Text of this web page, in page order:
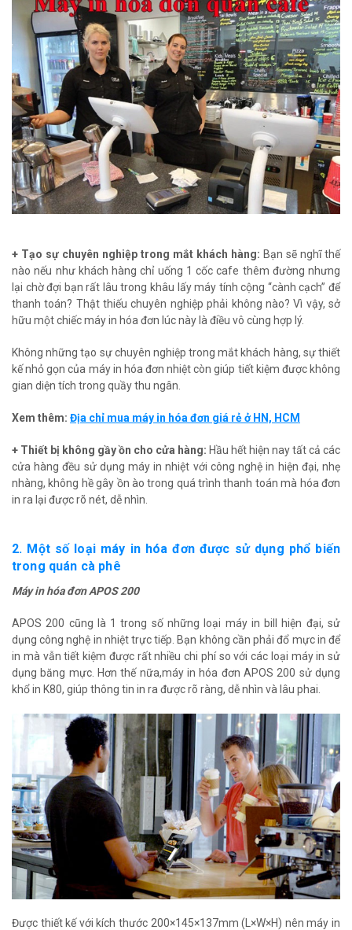
+ Tạo sự chuyên nghiệp trong mắt khách hàng: Bạn sẽ nghĩ thế
nào nếu như khách hàng chỉ uống 1 cốc cafe thêm đường nhưng
lại chờ đợi bạn rất lâu trong khâu lấy máy tính cộng “cành cạch” để
thanh toán? Thật thiếu chuyên nghiệp phải không nào? Vì vậy, sở
hữu một chiếc máy in hóa đơn lúc này là điều vô cùng hợp lý.
Không những tạo sự chuyên nghiệp trong mắt khách hàng, sự thiết
kế nhỏ gọn của máy in hóa đơn nhiệt còn giúp tiết kiệm được không
gian diện tích trong quầy thu ngân.
Xem thêm: Địa chỉ mua máy in hóa đơn giá rẻ ở HN, HCM
+ Thiết bị không gầy ồn cho cửa hàng: Hầu hết hiện nay tất cả các
cửa hàng đều sử dụng máy in nhiệt với công nghệ in hiện đại, nhẹ
nhàng, không hề gây ồn ào trong quá trình thanh toán mà hóa đơn
in ra lại được rõ nét, dễ nhìn.
2. Một số loại máy in hóa đơn được sử dụng phổ biến
trong quán cà phê
Máy in hóa đơn APOS 200
APOS 200 cũng là 1 trong số những loại máy in bill hiện đại, sử
dụng công nghệ in nhiệt trực tiếp. Bạn không cần phải đổ mực in để
in mà vẫn tiết kiệm được rất nhiều chi phí so với các loại máy in sử
dụng băng mực. Hơn thế nữa,máy in hóa đơn APOS 200 sử dụng
khổ in K80, giúp thông tin in ra được rõ ràng, dễ nhìn và lâu phai.
Được thiết kế với kích thước 200×145×137mm (L×W×H) nên máy in